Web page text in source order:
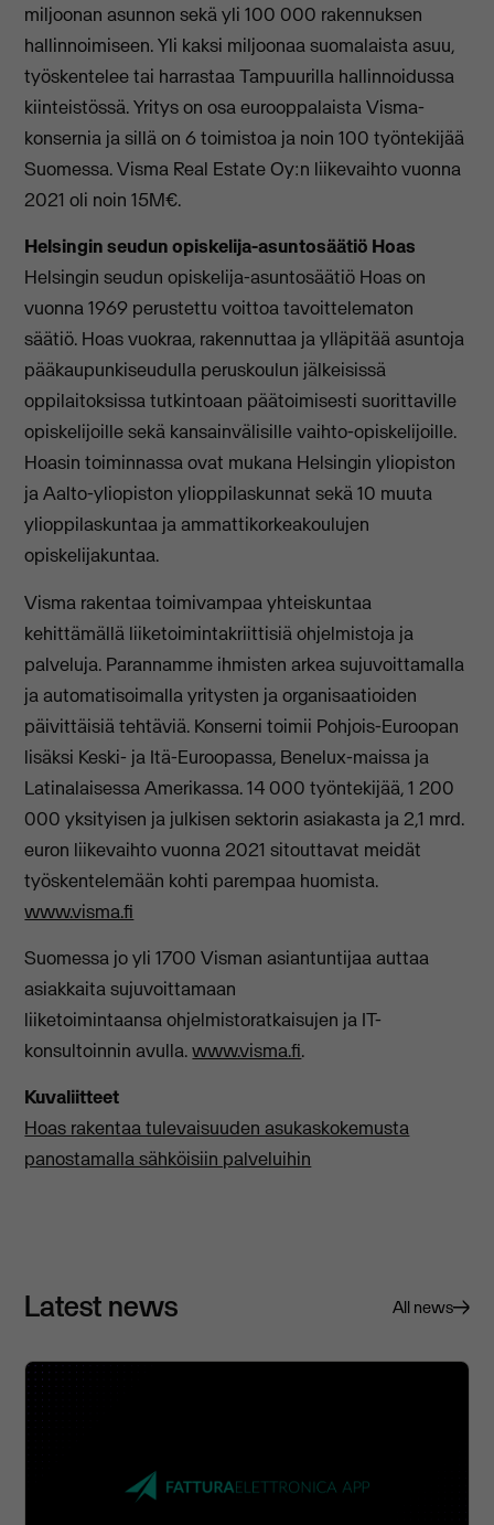
miljoonan asunnon sekä yli 100 000 rakennuksen
hallinnoimiseen. Yli kaksi miljoonaa suomalaista asuu,
työskentelee tai harrastaa Tampuurilla hallinnoidussa
kiinteistössä. Yritys on osa eurooppalaista Visma-
konsernia ja sillä on 6 toimistoa ja noin 100 työntekijää
Suomessa. Visma Real Estate Oy:n liikevaihto vuonna
2021 oli noin 15M€.
Helsingin seudun opiskelija-asuntosäätiö Hoas
Helsingin seudun opiskelija-asuntosäätiö Hoas on
vuonna 1969 perustettu voittoa tavoittelematon
säätiö. Hoas vuokraa, rakennuttaa ja ylläpitää asuntoja
pääkaupunkiseudulla peruskoulun jälkeisissä
oppilaitoksissa tutkintoaan päätoimisesti suorittaville
opiskelijoille sekä kansainvälisille vaihto-opiskelijoille.
Hoasin toiminnassa ovat mukana Helsingin yliopiston
ja Aalto-yliopiston ylioppilaskunnat sekä 10 muuta
ylioppilaskuntaa ja ammattikorkeakoulujen
opiskelijakuntaa.
Visma rakentaa toimivampaa yhteiskuntaa
kehittämällä liiketoimintakriittisiä ohjelmistoja ja
palveluja. Parannamme ihmisten arkea sujuvoittamalla
ja automatisoimalla yritysten ja organisaatioiden
päivittäisiä tehtäviä. Konserni toimii Pohjois-Euroopan
lisäksi Keski- ja Itä-Euroopassa, Benelux-maissa ja
Latinalaisessa Amerikassa. 14 000 työntekijää, 1 200
000 yksityisen ja julkisen sektorin asiakasta ja 2,1 mrd.
euron liikevaihto vuonna 2021 sitouttavat meidät
työskentelemään kohti parempaa huomista.
www.visma.fi
Suomessa jo yli 1700 Visman asiantuntijaa auttaa
asiakkaita sujuvoittamaan
liiketoimintaansa ohjelmistoratkaisujen ja IT-
konsultoinnin avulla.www.visma.fi.
Kuvaliitteet
Hoas rakentaa tulevaisuuden asukaskokemusta
panostamalla sähköisiin palveluihin
Latest news All news